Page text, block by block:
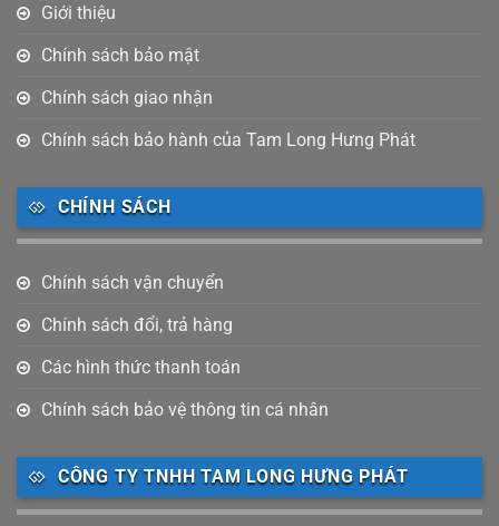
Giới thiệu
Chính sách bảo mật
Chính sách giao nhận
Chính sách bảo hành của Tam Long Hưng Phát
CHÍNH SÁCH
Chính sách vận chuyển
Chính sách đổi, trả hàng
Các hình thức thanh toán
Chính sách bảo vệ thông tin cá nhân
CÔNG TY TNHH TAM LONG HƯNG PHÁT